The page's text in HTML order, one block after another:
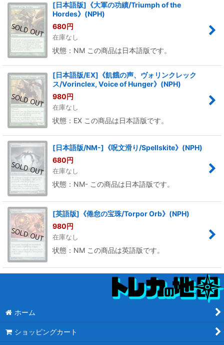
[日本語版]《大軍の功績/Triumph of the
Hordes》(NPH)
680円
在庫なし
状態：NM この商品は日本語版です。
[日本語版/EX]《飢餓の声、ヴォリンクレック
ス/Vorinclex, Voice of Hunger》(NPH)
980円
在庫なし
状態：EX この商品は日本語版です。
[日本語版/NM-]《呪文滑り/Spellskite》(NPH)
680円
在庫なし
状態：NM- この商品は日本語版です。
[英語版]《倦怠の宝珠/Torpor Orb》(NPH)
980円
在庫なし
状態：NM この商品は英語版です。
ホーム
ショッピングカート